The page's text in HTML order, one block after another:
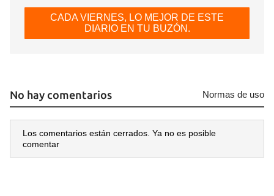
CADA VIERNES, LO MEJOR DE ESTE
DIARIO EN TU BUZÓN.
No hay comentarios Normas de uso
Los comentarios están cerrados. Ya no es posible
comentar